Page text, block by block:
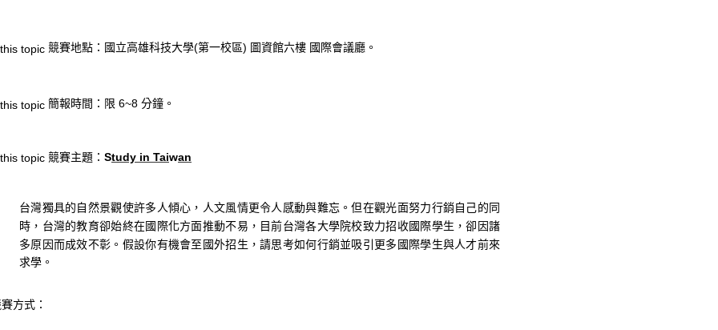
競賽地點： 國立高雄科技大學(第一校區) 圖資館六樓 國際會議廳。
簡報時間： 限 6~8 分鐘。
競賽主題： Study in Taiwan
台灣獨具的自然景觀使許多人傾心，人文風情更令人感動與難忘。但在觀光面努力行銷自己的同
時，台灣的教育卻始終在國際化方面推動不易，目前台灣各大學院校致力招收國際學生，卻因諸
多原因而成效不彰。假設你有機會至國外招生，請思考如何行銷並吸引更多國際學生與人才前來
求學。
方式：